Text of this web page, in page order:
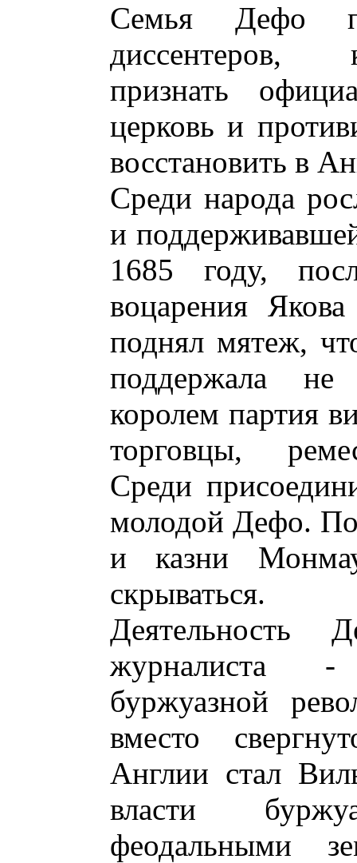
Семья Дефо
диссентеров,
признать
церковь и
восстановить в
Среди народа
и
1685 году,
воцарения
поднял мятеж,
поддержала
королем партия
торговцы,
Среди
молодой Дефо.
и казни
скрываться.
журналиста -
буржуазной
вместо
Англии стал
власти
феодальными